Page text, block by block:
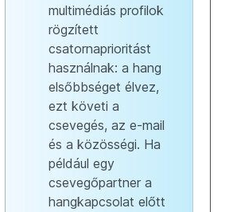
multimédiás profilok
rögzített
csatornaprioritást
használnak: a hang
elsőbbséget élvez,
ezt követi a
csevegés, az e-mail
és a közösségi. Ha
például egy
csevegőpartner a
hangkapcsolat előtt